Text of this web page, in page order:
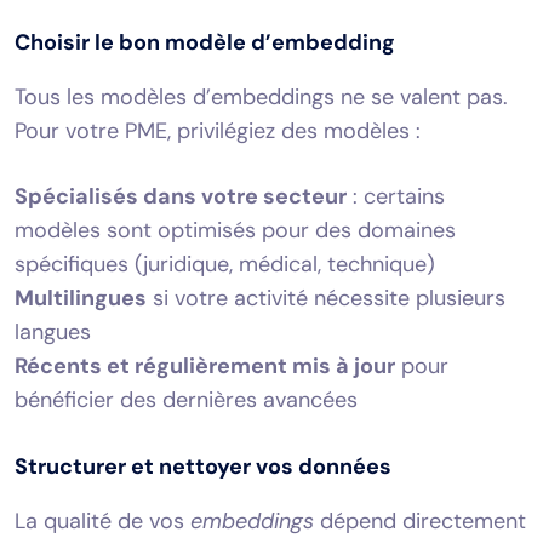
Choisir le bon modèle d’embedding
Tous les modèles d’embeddings ne se valent pas.
Pour votre PME, privilégiez des modèles :
Spécialisés dans votre secteur : certains
modèles sont optimisés pour des domaines
spécifiques (juridique, médical, technique)
Multilingues si votre activité nécessite plusieurs
langues
Récents et régulièrement mis à jour pour
bénéficier des dernières avancées
Structurer et nettoyer vos données
La qualité de vos embeddings dépend directement